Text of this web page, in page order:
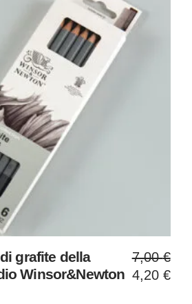
grafite della
Winsor&Newton
7,00€
Il
prezzo
4,20 €
Il
prezzo
attuale